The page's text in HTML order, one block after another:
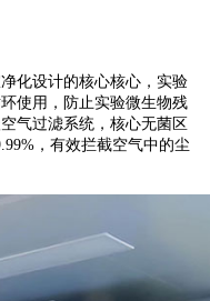
化设计的核心核心 ， 实验
使用，防止实验微生物残
气过滤系统，核心无菌区
，有效拦截空气中的尘